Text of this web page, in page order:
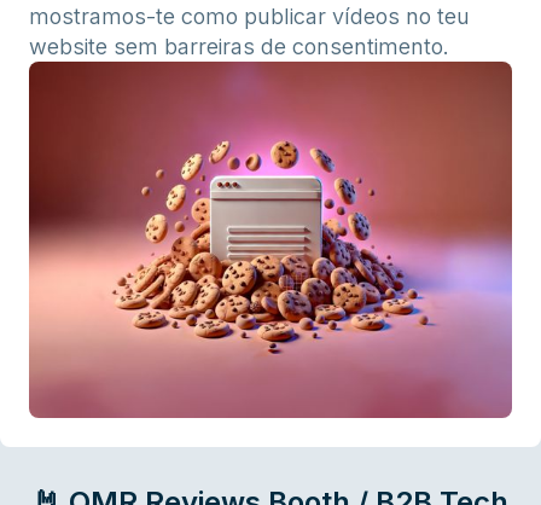
mostramos-te como publicar vídeos no teu
website sem barreiras de consentimento.